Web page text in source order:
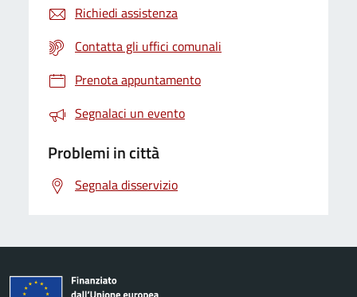
Richiedi assistenza
Contatta gli uffici comunali
Prenota appuntamento
Segnalaci un evento
Problemi in città
Segnala disservizio